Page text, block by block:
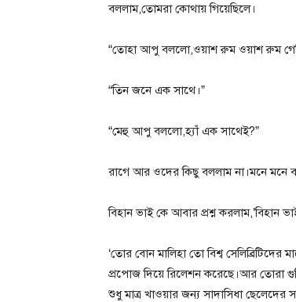
বললাম,তোমরা কোথায় গিয়েছিলে।
“তোহা আপু বললো,ওয়াশ রুম ওয়াশ রুম
“তিন জনে এক সাথে।”
“মেহু আপু বললো,হ্যাঁ এক সাথেই?”
রাগে আর ওদের কিছু বললাম না।মনে মনে
বিহান ভাই কে আবার প্রশ্ন করলাম,’বিহান
‘তোর বোন মালিহা তো বিশ্ব
প্রপোজ দিয়ে রিলেশন করেছে।আর তোরা
শুধু মাত্র খাওয়ার জন্য সাদাসিধা ছেলেদের